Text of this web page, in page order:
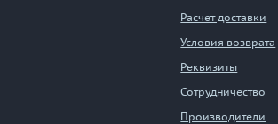
Расчет доставки
Условия возврата
Реквизиты
Сотрудничество
Производители